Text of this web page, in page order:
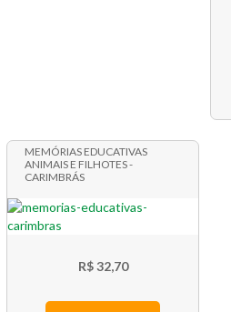
MEMÓRIAS EDUCATIVAS
ANIMAIS E FILHOTES -
CARIMBRÁS
R$ 32,70